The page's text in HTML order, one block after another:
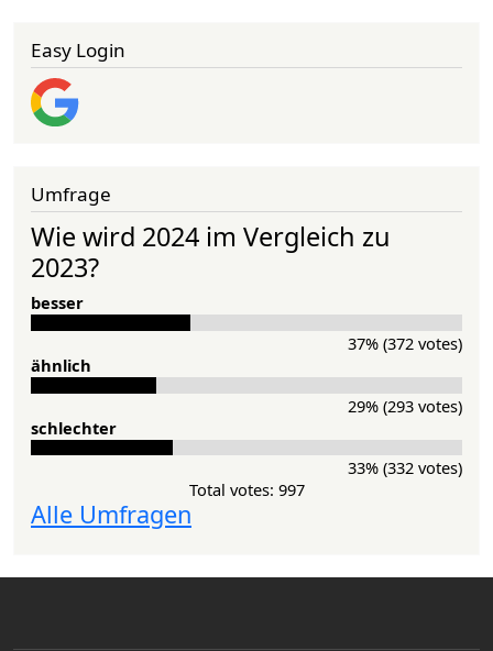
Easy Login
Umfrage
Wie wird 2024 im Vergleich zu
2023?
besser
37% (372 votes)
ähnlich
29% (293 votes)
schlechter
33% (332 votes)
Total votes: 997
Alle Umfragen